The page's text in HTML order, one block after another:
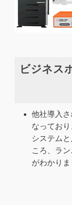
ビジネス
他社導入
なってお
システム
ころ、ラ
がわかりま